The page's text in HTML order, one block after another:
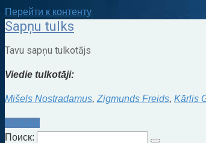
Перейти к контенту
Sapņu tulks
Tavu sapņu tulkotājs
Viedie tulkotāji:
Mišels Nostradamus, Zigmunds Freids, Kārlis
Kontakti
Поиск: